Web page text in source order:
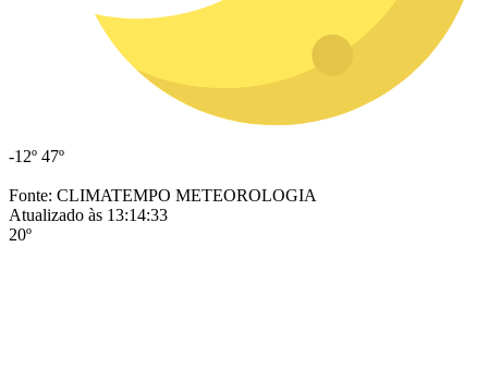
-12º 47º
Fonte: CLIMATEMPO METEOROLOGIA
Atualizado às 13:14:33
20º